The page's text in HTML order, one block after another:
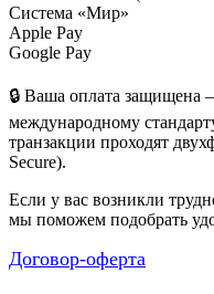
Система «Мир»
Apple Pay
Google Pay
🔒 Ваша оплата защищена
международному
транзакции проходят
Secure).
Если у вас возникли
мы поможем подобрать
Договор-оферта